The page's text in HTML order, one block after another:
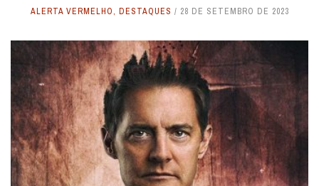
ALERTA VERMELHO, DESTAQUES 28 DE SETEMBRO DE 2023